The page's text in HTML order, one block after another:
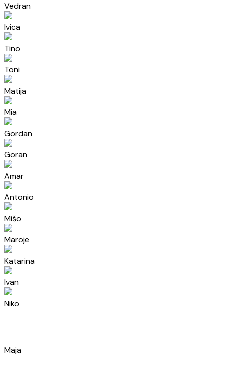
Vedran
Ivica
Tino
Toni
Matija
Mia
Gordan
Goran
Amar
Antonio
Mišo
Maroje
Katarina
Ivan
Niko
Marko